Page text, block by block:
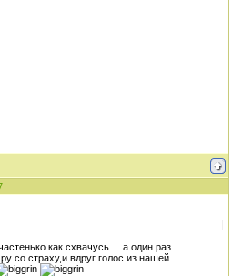
как схвачусь.... а один раз
со страху,и вдруг голос из нашей